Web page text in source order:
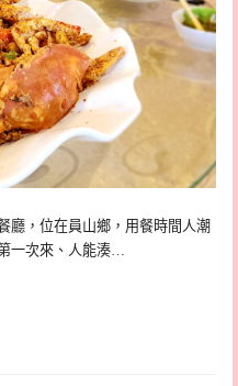
廳，位在員山鄉，用餐時間人潮
一次來、人能湊…